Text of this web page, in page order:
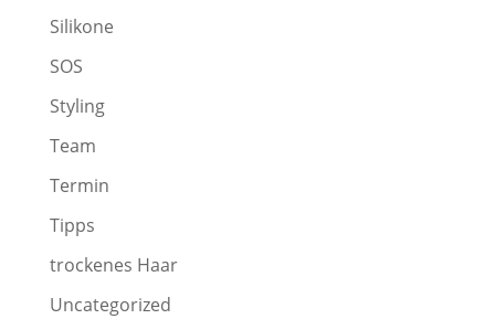
Silikone
SOS
Styling
Team
Termin
Tipps
trockenes Haar
Uncategorized